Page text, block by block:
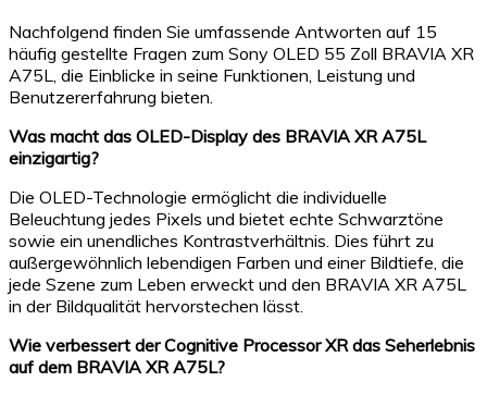
Nachfolgend finden Sie umfassende Antworten auf 15
häufig gestellte Fragen zum Sony OLED 55 Zoll BRAVIA XR
A75L, die Einblicke in seine Funktionen, Leistung und
Benutzererfahrung bieten.
Was macht das OLED-Display des BRAVIA XR A75L
einzigartig?
Die OLED-Technologie ermöglicht die individuelle
Beleuchtung jedes Pixels und bietet echte Schwarztöne
sowie ein unendliches Kontrastverhältnis. Dies führt zu
außergewöhnlich lebendigen Farben und einer Bildtiefe, die
jede Szene zum Leben erweckt und den BRAVIA XR A75L
in der Bildqualität hervorstechen lässt.
Wie verbessert der Cognitive Processor XR das Seherlebnis
auf dem BRAVIA XR A75L?